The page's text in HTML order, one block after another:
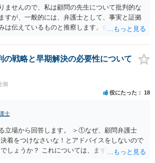
もののそれでも改善されない場合には解雇に踏
をい踏んだ場合は解雇が有効と判断される可能
人材の中途社員だから直ちに解雇しやすいとい
が、高度人材の中途社員の場合は雇用契約上、
られているため能力不足か否かの判断が給与の
すると厳格に判断される結果、解雇の有効性の
という可能性はあると考えます。 もっとも、高
合でもやはり解雇のハードルは相応に高いもの
うなリスクを避ける観点からは、会社側として
有期雇用契約で募集する、試用期間付を設け
討するという方法もあり得るかと存じます。
討される場合は、運用面によっては実質的に雇
断されるリスクもありますので顧問弁護士の先
にご判断ください。）
ませんので、私は顧問の先生について批判的な
すが、一般的には、弁護士として、事実と証拠
は伝えているものと推察します。仮に弁護士の
と感じていないのであれば、また、こちらにお
マインドからすれば、弁護士のせいではなく、
含めて経営者の判断であり、責任ではないかと
の見込みが芳しくないことやリスクをいくらお
ていただけない経営者や依頼者はいますし、代
尽くしてもあくまで決めるのは依頼者ですか
ないことの責任は弁護士にあるわけではない、
います。そのような場合、仕事をしていて心地
で自ら辞任を検討することもありますが、最終
けるだろうと考えて続けることもあります。 ご
護士さんの対応や方針に疑問を持ち、それによ
られ、このままでは会社がたち行かなくなると
の戦略と早期解決の必要性について
側
役にたった 18
士
立場から回答します。 ＞①なぜ、顧問弁護士
着をつけなさいな！とアドバイスをしないので
しょうか？ これについては、まず基本的に顧問